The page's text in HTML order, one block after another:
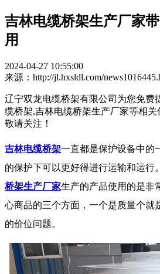
吉林电缆桥架生产厂家
用
2024-04-27 10:55:00
来源：http://jl.hxsldl.com/
辽宁双龙电缆桥架有限公司为您免费
缆桥架,吉林电缆桥架生产厂家等相关
敬请关注！
吉林电缆桥架一直都是保护设备中的
的保护下可以更好得进行运输和运行
桥架生产厂家生产的产品使用的是非
心商品的三个方面，一个是质量个就
的价位问题。